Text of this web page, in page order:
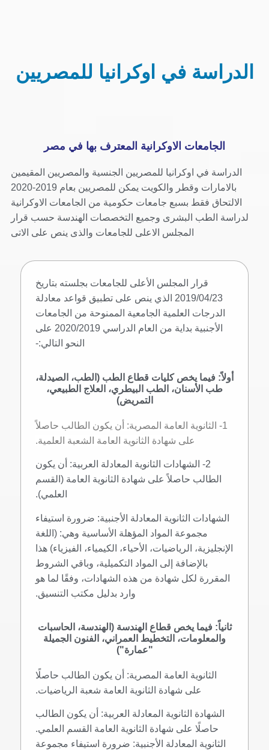
الدراسة في اوكرانيا للمصريين
الجامعات الاوكرانية المعترف بها في مصر
الدراسة في اوكرانيا للمصريين الجنسية والمصريين المقيمين
بالامارات وقطر والكويت يمكن للمصريين بعام 2019-2020
الالتحاق فقط بسبع جامعات حكومية من الجامعات الاوكرانية
لدراسة الطب البشرى وجميع التخصصات الهندسة حسب قرار
المجلس الاعلى للجامعات والذى ينص على الاتى
قرار المجلس الأعلى للجامعات بجلسته بتاريخ
2019/04/23 الذي ينص على تطبيق قواعد معادلة
الدرجات العلمية الجامعية الممنوحة من الجامعات
الأجنبية بداية من العام الدراسي 2020/2019 على
النحو التالي:-
أولاً: فيما يخص كليات قطاع الطب (الطب، الصيدلة،
طب الأسنان، الطب البيطري، العلاج الطبيعي،
التمريض)
1- الثانوية العامة المصرية: أن يكون الطالب حاصلاً
على شهادة الثانوية العامة الشعبة العلمية.
2- الشهادات الثانوية المعادلة العربية: أن يكون
الطالب حاصلاً على شهادة الثانوية العامة (القسم
العلمي).
الشهادات الثانوية المعادلة الأجنبية: ضرورة استيفاء
مجموعة المواد المؤهلة الأساسية وهي: (اللغة
الإنجليزية، الرياضيات، الأحياء، الكيمياء، الفيزياء) هذا
بالإضافة إلى المواد التكميلية، وباقي الشروط
المقررة لكل شهادة من هذه الشهادات، وفقًا لما هو
وارد بدليل مكتب التنسيق.
ثانياً: فيما يخص قطاع الهندسة (الهندسة، الحاسبات
والمعلومات، التخطيط العمراني، الفنون الجميلة
"عمارة")
الثانوية العامة المصرية: أن يكون الطالب حاصلًا
على شهادة الثانوية العامة شعبة الرياضيات.
الشهادة الثانوية المعادلة العربية: أن يكون الطالب
حاصلًا على شهادة الثانوية العامة القسم العلمي.
الثانوية المعادلة الأجنبية: ضرورة استيفاء مجموعة